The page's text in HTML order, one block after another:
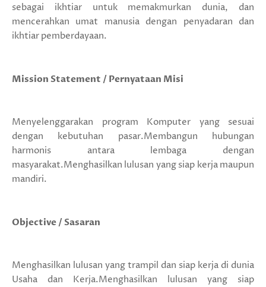
sebagai ikhtiar untuk memakmurkan dunia, dan
mencerahkan umat manusia dengan penyadaran dan
ikhtiar pemberdayaan.
Mission Statement / Pernyataan Misi
Menyelenggarakan program Komputer yang sesuai
dengan kebutuhan pasar.Membangun hubungan
harmonis antara lembaga dengan
masyarakat.Menghasilkan lulusan yang siap kerja maupun
mandiri.
Objective / Sasaran
Menghasilkan lulusan yang trampil dan siap kerja di dunia
Usaha dan Kerja.Menghasilkan lulusan yang siap